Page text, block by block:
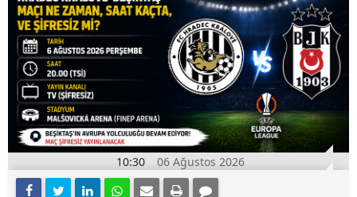
10:30 06 Ağustos 2026